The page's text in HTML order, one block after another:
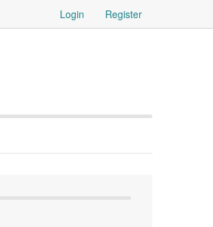
Login Register